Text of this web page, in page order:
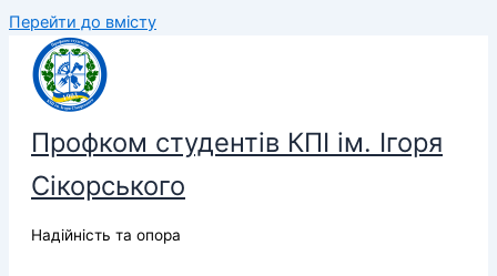
Перейти до вмісту
Профком студентів КПІ ім. Ігоря
Сікорського
Надійність та опора